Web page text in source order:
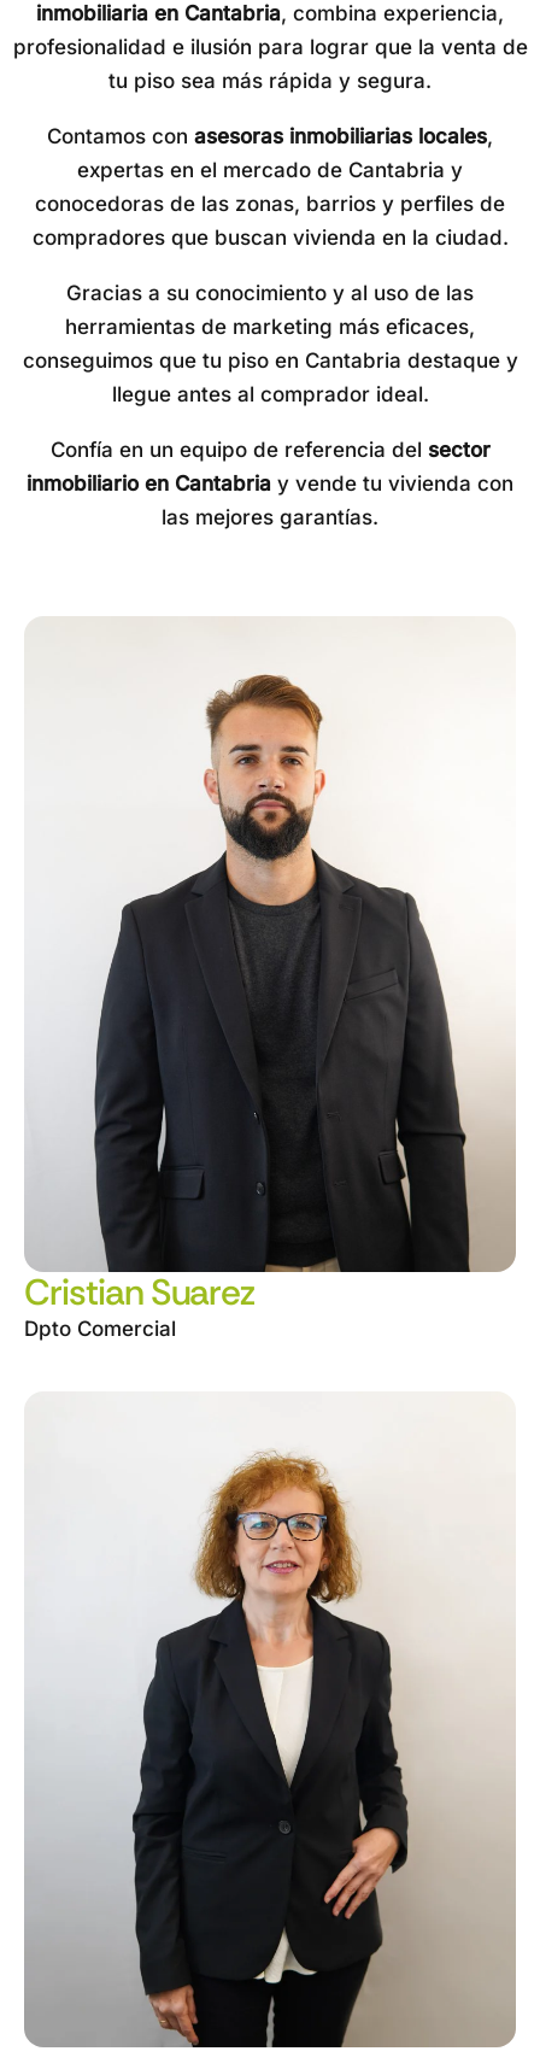
inmobiliaria en Cantabria, combina experiencia,
profesionalidad e ilusión para lograr que la venta de
tu piso sea más rápida y segura.
Contamos con asesoras inmobiliarias locales,
expertas en el mercado de Cantabria y
conocedoras de las zonas, barrios y perfiles de
compradores que buscan vivienda en la ciudad.
Gracias a su conocimiento y al uso de las
herramientas de marketing más eficaces,
conseguimos que tu piso en Cantabria destaque y
llegue antes al comprador ideal.
Confía en un equipo de referencia del sector
inmobiliario en Cantabria y vende tu vivienda con
las mejores garantías.
Cristian Suarez
Dpto Comercial